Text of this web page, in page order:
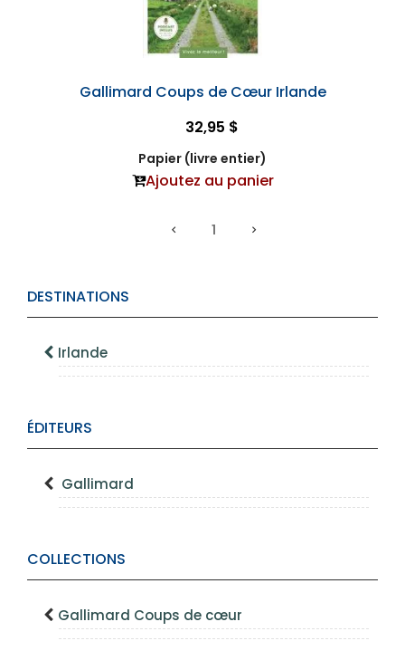
DESTINATIONS
Irlande
ÉDITEURS
Gallimard
COLLECTIONS
Gallimard Coups de cœur
Gallimard Coups de Cœur Irlande
32,95 $
Papier (livre entier)
Ajoutez au panier
1